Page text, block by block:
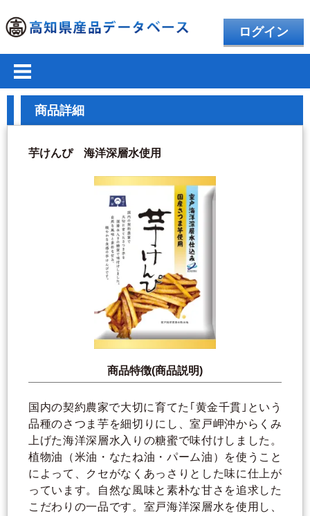
ログイン
商品詳細
芋けんぴ 海洋深層水使用
商品特徴(商品説明)
国内の契約農家で大切に育てた｢黄金千貫｣という
品種のさつま芋を細切りにし、室戸岬沖からくみ
上げた海洋深層水入りの糖蜜で味付けしました。
植物油（米油・なたね油・パーム油）を使うこと
によって、クセがなくあっさりとした味に仕上が
っています。自然な風味と素朴な甘さを追求した
こだわりの一品です。室戸海洋深層水を使用し、